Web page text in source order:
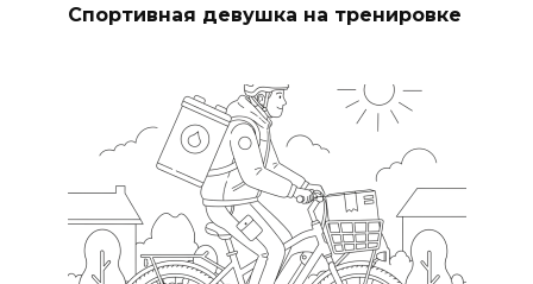
Спортивная девушка на тренировке